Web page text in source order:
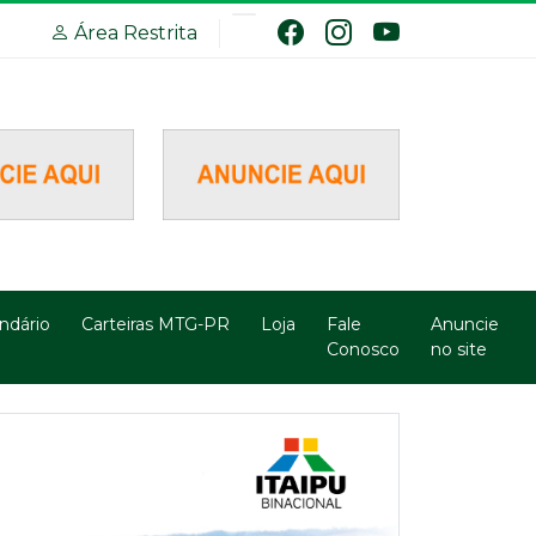
Área Restrita
Carteiras MTG-PR Loja
Fale
Conosco
Anuncie
no site